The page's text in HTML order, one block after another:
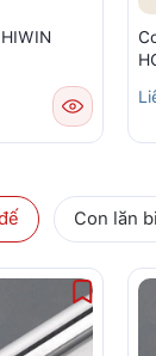
Con lăn